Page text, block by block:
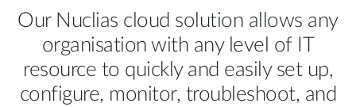
Switches
Business Routers
Nuclias
D-ECS
Για Επιχειρήσεις
Brochures and Guides
Case Studies
Our Nuclias cloud solution allows any
organisation with any level of IT
resource to quickly and easily set up,
configure, monitor, troubleshoot, and